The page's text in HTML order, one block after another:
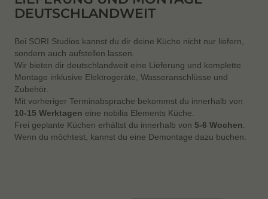
DEUTSCHLANDWEIT
Bei SORI Studios kannst du dir deine Küche nicht nur liefern,
sondern auch aufstellen lassen.
Wir bieten dir deutschlandweit eine Lieferung und komplette
Montage inklusive Elektrogeräte, Wasseranschlüsse und
Zubehör.
Mit vorheriger Terminabsprache bekommst du innerhalb von
10-15 Werktagen eine nobilia Elements Küche.
Frei geplante Küchen erhältst du innerhalb von 5-6 Wochen
Wenn du möchtest, kannst du eine Demontage dazu buchen.